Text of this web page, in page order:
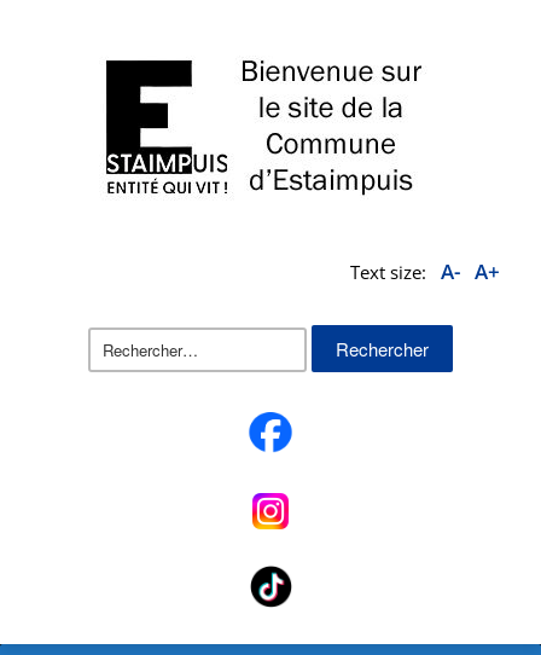
Text size: A- A+
Rechercher :